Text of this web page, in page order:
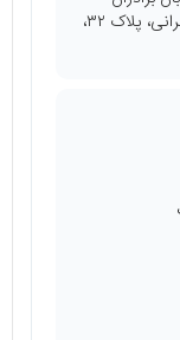
جوزی، ساختمان پزشکان کامرانی، پلاک ۳۲،